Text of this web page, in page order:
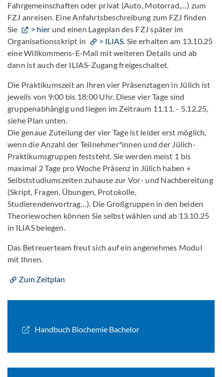
Fahrgemeinschaften oder privat (Auto, Motorrad,…) zum
FZJ anreisen. Eine Anfahrtsbeschreibung zum FZJ finden
Sie
> hier und einen Lageplan des FZJ später im
Organisationsskript in
> ILIAS. Sie erhalten am 13.10.25
eine Willkommens-E-Mail mit weiteren Details und ab
dann ist auch der ILIAS-Zugang freigeschaltet.
Die Praktikumszeit an Ihren vier Präsenztagen in Jülich ist
jeweils von 9:00 bis 18:00 Uhr. Diese vier Tage sind
gruppenabhängig und liegen im Zeitraum 11.11. - 5.12.25,
siehe Plan unten.
Die genaue Zuteilung der vier Tage ist leider erst möglich,
wenn die Anzahl der Teilnehmer*innen und der Jülich-
Praktikumsgruppen feststeht. Sie werden meist 1 bis
maximal 2 Tage pro Woche Präsenz in Jülich haben +
Selbststudiumszeiten zuhause zur Vor- und Nachbereitung
(Skript, Fragen, Übungen, Protokolle,
Studierendenvortrag…). Die Großgruppen in den beiden
Theoriewochen können Sie selbst wählen und ab 13.10.25
in ILIAS belegen.
Das Betreuerteam freut sich auf ein angenehmes Modul
mit Ihnen.
Zum Zeitplan
Handbuch Biochemie Bachelor